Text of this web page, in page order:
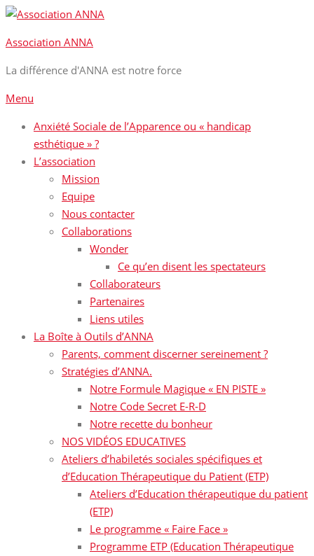
Aller
contenu
Association ANNA
La différence d'ANNA est notre force
Menu
Anxiété Sociale de l’Apparence ou « handicap
esthétique » ?
L’association
Mission
Equipe
Nous contacter
Collaborations
Wonder
Ce qu’en disent les spectateurs
Collaborateurs
Partenaires
Liens utiles
La Boîte à Outils d’ANNA
Parents, comment discerner sereinement ?
Stratégies d’ANNA.
Notre Formule Magique « EN PISTE »
Notre Code Secret E-R-D
Notre recette du bonheur
NOS VIDÉOS EDUCATIVES
Ateliers d’habiletés sociales spécifiques et
d’Education Thérapeutique du Patient (ETP)
Ateliers d’Education thérapeutique du patient
(ETP)
Le programme « Faire Face »
Programme ETP (Education Thérapeutique